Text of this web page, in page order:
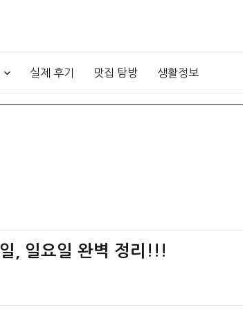
실제 후기 맛집 탐방 생활정보
, 일요일 완벽 정리!!!